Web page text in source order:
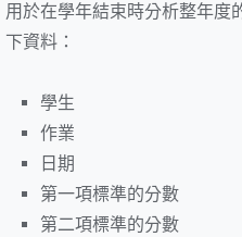
用於在學年結束時分析整年度
下資料：
學生
作業
日期
第一項標準的分數
第二項標準的分數